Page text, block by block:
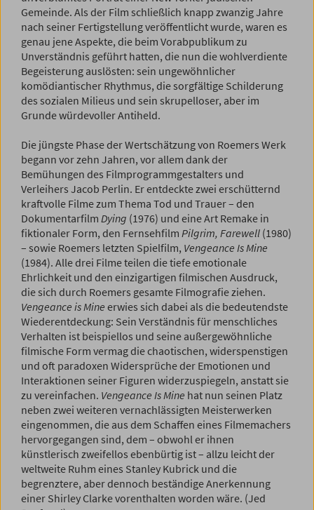
Gemeinde. Als der Film schließlich knapp zwanzig Jahre
nach seiner Fertigstellung veröffentlicht wurde, waren es
genau jene Aspekte, die beim Vorabpublikum zu
Unverständnis geführt hatten, die nun die wohlverdiente
Begeisterung auslösten: sein ungewöhnlicher
komödiantischer Rhythmus, die sorgfältige Schilderung
des sozialen Milieus und sein skrupelloser, aber im
Grunde würdevoller Antiheld.
Die jüngste Phase der Wertschätzung von Roemers Werk
begann vor zehn Jahren, vor allem dank der
Bemühungen des Filmprogrammgestalters und
Verleihers Jacob Perlin. Er entdeckte zwei erschütternd
kraftvolle Filme zum Thema Tod und Trauer – den
Dokumentarfilm Dying (1976) und eine Art Remake in
fiktionaler Form, den Fernsehfilm Pilgrim, Farewell (1980)
– sowie Roemers letzten Spielfilm, Vengeance Is Mine
(1984). Alle drei Filme teilen die tiefe emotionale
Ehrlichkeit und den einzigartigen filmischen Ausdruck,
die sich durch Roemers gesamte Filmografie ziehen.
Vengeance is Mine erwies sich dabei als die bedeutendste
Wiederentdeckung: Sein Verständnis für menschliches
Verhalten ist beispiellos und seine außergewöhnliche
filmische Form vermag die chaotischen, widerspenstigen
und oft paradoxen Widersprüche der Emotionen und
Interaktionen seiner Figuren widerzuspiegeln, anstatt sie
zu vereinfachen. Vengeance Is Mine hat nun seinen Platz
neben zwei weiteren vernachlässigten Meisterwerken
eingenommen, die aus dem Schaffen eines Filmemachers
hervorgegangen sind, dem – obwohl er ihnen
künstlerisch zweifellos ebenbürtig ist – allzu leicht der
weltweite Ruhm eines Stanley Kubrick und die
begrenztere, aber dennoch beständige Anerkennung
einer Shirley Clarke vorenthalten worden wäre. (Jed